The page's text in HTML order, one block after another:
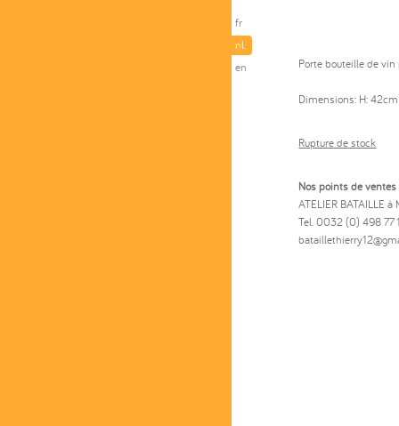
fr
nl
en
Porte bouteille de vin
Dimensions: H:
Rupture de stock
Nos points de ventes
ATELIER BATAILLE à
Tel. 0032 (0) 498 77